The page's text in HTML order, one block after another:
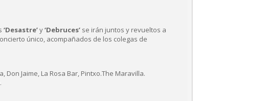
‘Desastre’y‘Debruces’ se irán juntos y revueltos a
único, acompañados de los colegas de
Don Jaime, La Rosa Bar, Pintxo.The Maravilla.